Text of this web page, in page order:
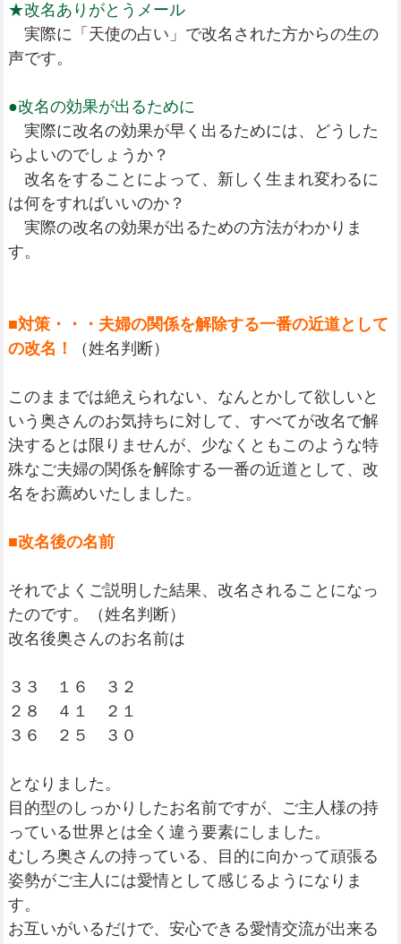
★改名ありがとうメール
実際に「天使の占い」で改名された方からの生の
声です。
●改名の効果が出るために
実際に改名の効果が早く出るためには、どうした
らよいのでしょうか？
改名をすることによって、新しく生まれ変わるに
は何をすればいいのか？
実際の改名の効果が出るための方法がわかりま
す。
■対策・・・夫婦の関係を解除する一番の近道として
の改名！
（姓名判断）
このままでは絶えられない、なんとかして欲しいと
いう奥さんのお気持ちに対して、すべてが改名で解
決するとは限りませんが、少なくともこのような特
殊なご夫婦の関係を解除する一番の近道として、改
名をお薦めいたしました。
■改名後の名前
それでよくご説明した結果、改名されることになっ
たのです。（姓名判断）
改名後奥さんのお名前は
３３ １６ ３２
２８ ４１ ２１
３６ ２５ ３０
となりました。
目的型のしっかりしたお名前ですが、ご主人様の持
っている世界とは全く違う要素にしました。
むしろ奥さんの持っている、目的に向かって頑張る
姿勢がご主人には愛情として感じるようになりま
す。
お互いがいるだけで、安心できる愛情交流が出来る